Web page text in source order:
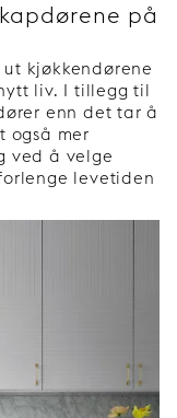
på
kjøkkendørene
liv. I tillegg til
enn det tar å
også mer
ved å velge
levetiden